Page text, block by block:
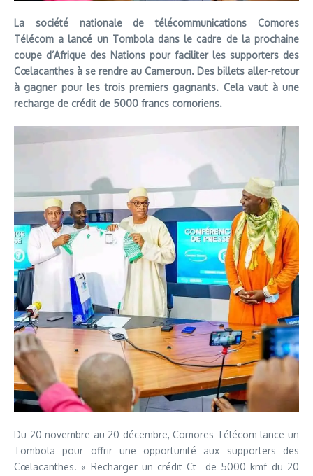
La société nationale de télécommunications Comores
Télécom a lancé un Tombola dans le cadre de la prochaine
coupe d’Afrique des Nations pour faciliter les supporters des
Cœlacanthes à se rendre au Cameroun. Des billets aller-retour
à gagner pour les trois premiers gagnants. Cela vaut à une
recharge de crédit de 5000 francs comoriens.
Du 20 novembre au 20 décembre, Comores Télécom lance un
Tombola pour offrir une opportunité aux supporters des
Cœlacanthes. « Recharger un crédit Ct de 5000 kmf du 20